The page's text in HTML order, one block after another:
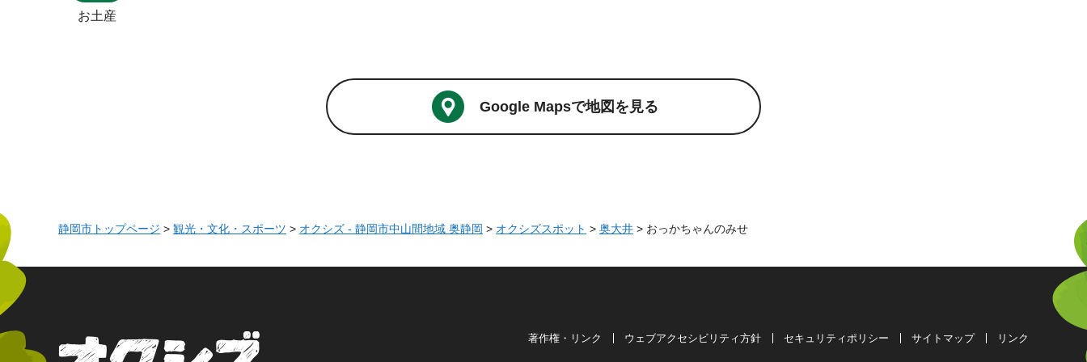
お土産
Google Mapsで地図を見る
静岡市トップページ > 観光・文化・スポーツ > オクシズ - 静岡市中山間地域 奥静岡 > オクシズスポット > 奥大井 > おっかちゃんのみせ
著作権・リンク ウェブアクセシビリティ方針 セキュリティポリシー サイトマップ リンク